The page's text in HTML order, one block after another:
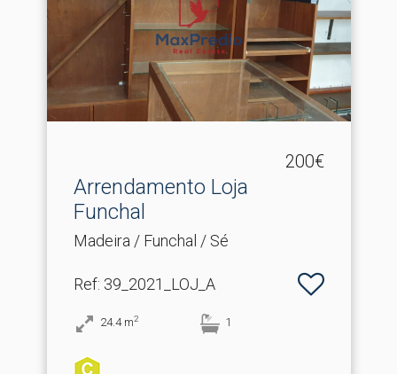
200€
Arrendamento Loja
Funchal
Madeira / Funchal / Sé
Ref: 39_2021_LOJ_A
24.4 m2 1